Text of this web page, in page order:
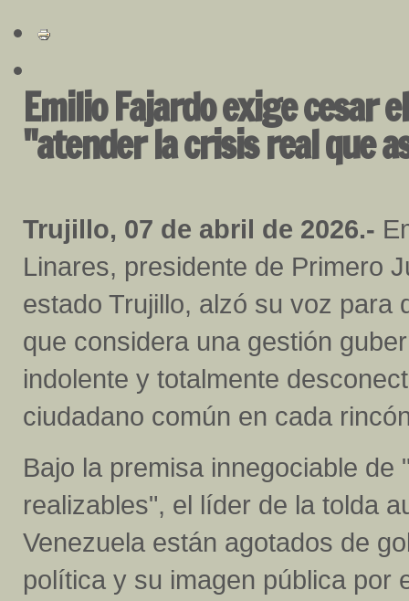
Emilio Fajardo exige cesar
"atender la crisis real que
Trujillo, 07 de abril de 2026.-
Linares, presidente de Primero
estado Trujillo, alzó su voz para
que considera una gestión
indolente y totalmente
ciudadano común en cada
Bajo la premisa innegociable
realizables", el líder de la tolda
Venezuela están agotados de
política y su imagen pública por